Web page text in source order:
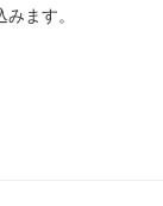
ます。